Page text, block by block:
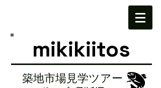
mikikiitos
築地市場見学ツアー